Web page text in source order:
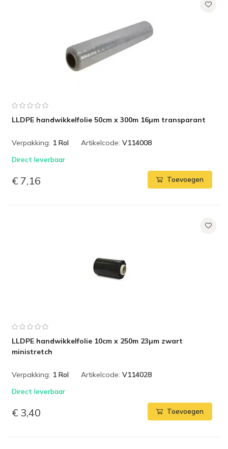
LLDPE handwikkelfolie 50cm x 300m 16µm transparant
Verpakking: 1 Rol Artikelcode: V114008
Direct leverbaar
€ 7,16 Toevoegen
LLDPE handwikkelfolie 10cm x 250m 23µm zwart
ministretch
Verpakking: 1 Rol Artikelcode: V114028
Direct leverbaar
€ 3,40 Toevoegen